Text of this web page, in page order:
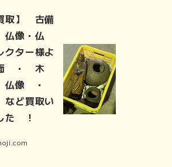
取】 古備
像・仏
ター様よ
・ 木
像 ・
ど買取い
た ！